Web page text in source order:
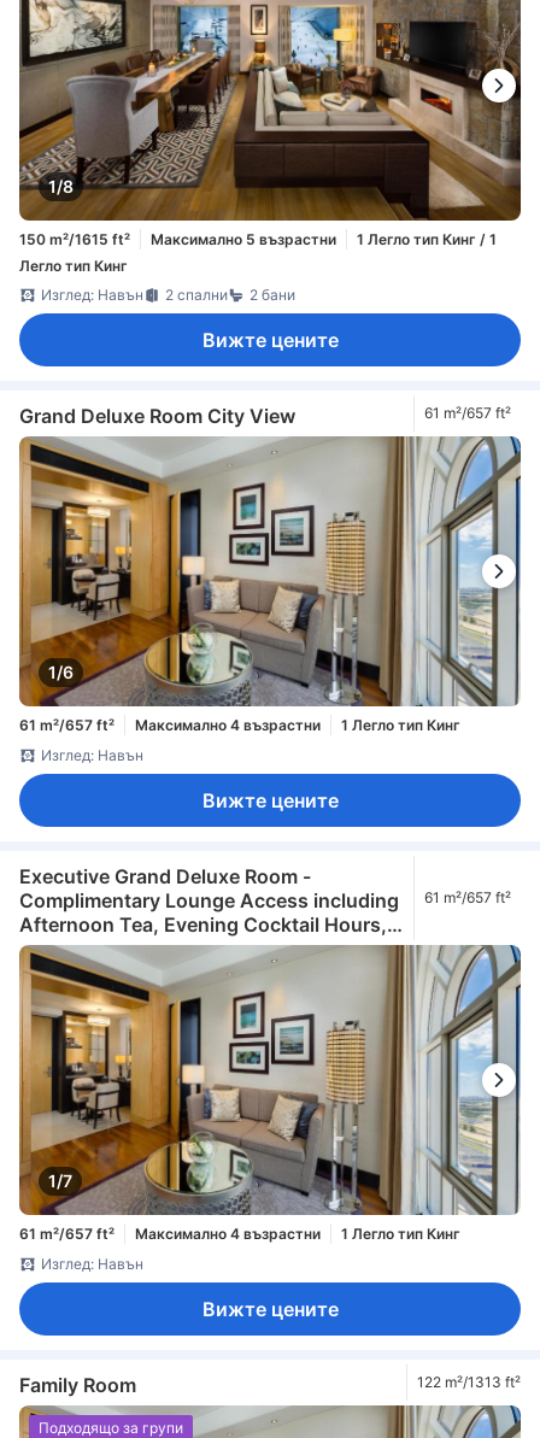
Dubai for 2, Private Butler, DXB Airport
Transfers, Lounge Access including
Afternoon Tea, Evening Cocktail Hours,
Soft Refreshments & Canapes)
1/8
150 m²/1615 ft² Максимално 5 възрастни
1 Легло тип Кинг / 1
Легло тип Кинг
Изглед: Навън
2 спални 2 бани
Вижте цените
Grand Deluxe Room City View 61 m²/657 ft²
1/6
61 m²/657 ft² Максимално 4 възрастни
1 Легло тип Кинг
Изглед: Навън
Вижте цените
Executive Grand Deluxe Room -
Complimentary Lounge Access including
Afternoon Tea, Evening Cocktail Hours,
Soft Refreshments & Canapes
61 m²/657 ft²
1/7
61 m²/657 ft² Максимално 4 възрастни
1 Легло тип Кинг
Изглед: Навън
Вижте цените
Family Room 122 m²/1313 ft²
Подходящо за групи